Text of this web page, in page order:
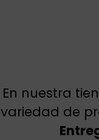
En nuestra
variedad de